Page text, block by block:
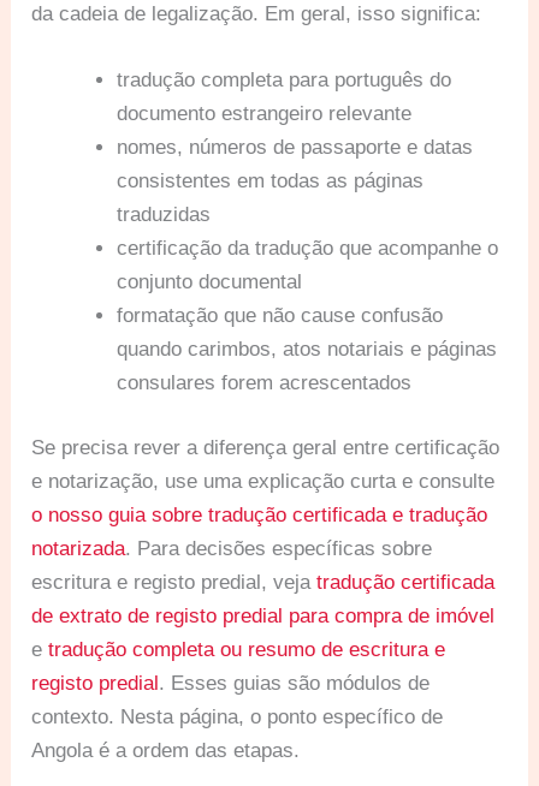
da cadeia de legalização. Em geral, isso significa:
tradução completa para português do
documento estrangeiro relevante
nomes, números de passaporte e datas
consistentes em todas as páginas
traduzidas
certificação da tradução que acompanhe o
conjunto documental
formatação que não cause confusão
quando carimbos, atos notariais e páginas
consulares forem acrescentados
Se precisa rever a diferença geral entre certificação
e notarização, use uma explicação curta e consulte
o nosso guia sobre tradução certificada e tradução
notarizada. Para decisões específicas sobre
escritura e registo predial, vejatradução certificada
de extrato de registo predial para compra de imóvel
etradução completa ou resumo de escritura e
registo predial. Esses guias são módulos de
contexto. Nesta página, o ponto específico de
Angola é a ordem das etapas.